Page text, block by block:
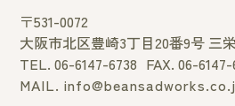
〒531-0072
大阪市北区豊崎3丁目20番9号 三
TEL. 06-6147-6738 FAX. 06-
MAIL.